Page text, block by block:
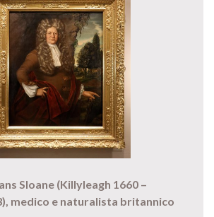
Sloane (Killyleagh 1660 –
medico e naturalista britannico